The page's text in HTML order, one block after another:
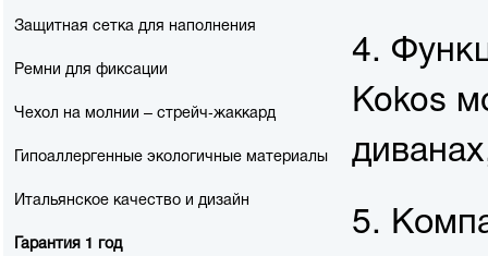
Защитная сетка для наполнения
Ремни для фиксации
Чехол на молнии – стрейч-жаккард
Гипоаллергенные экологичные материалы
Итальянское качество и дизайн
Гарантия 1 год
4.
Kokos
5.